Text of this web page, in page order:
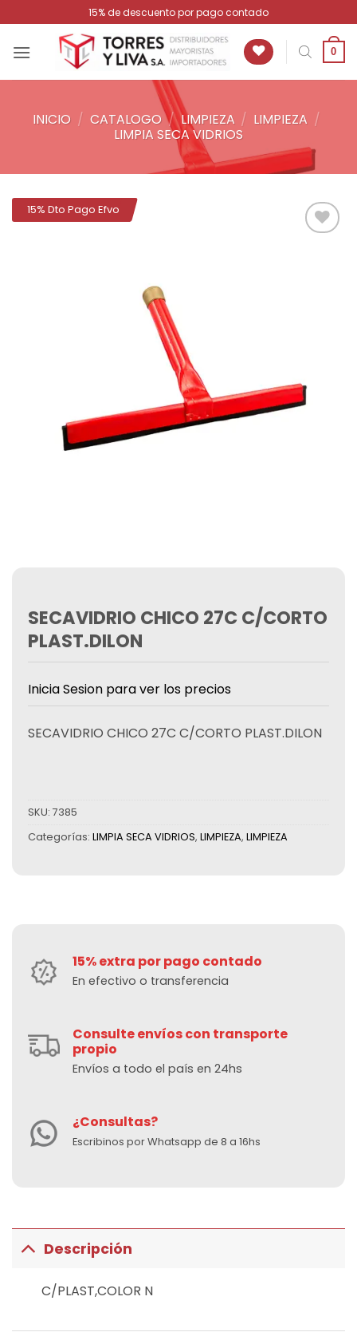
al
contenido
15% de descuento por pago contado
0
INICIO / CATALOGO / LIMPIEZA / LIMPIEZA /
LIMPIA SECA VIDRIOS
15% Dto Pago Efvo
SECAVIDRIO CHICO 27C C/CORTO
PLAST.DILON
Inicia Sesion para ver los precios
SECAVIDRIO CHICO 27C C/CORTO PLAST.DILON
SKU: 7385
Categorías: LIMPIA SECA VIDRIOS, LIMPIEZA, LIMPIEZA
15% extra por pago contado
En efectivo o transferencia
Consulte envíos con transporte
propio
Envíos a todo el país en 24hs
¿Consultas?
Escribinos por Whatsapp de 8 a 16hs
Descripción
C/PLAST,COLOR N